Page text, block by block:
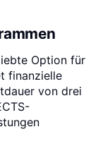
Option für
finanzielle
von drei